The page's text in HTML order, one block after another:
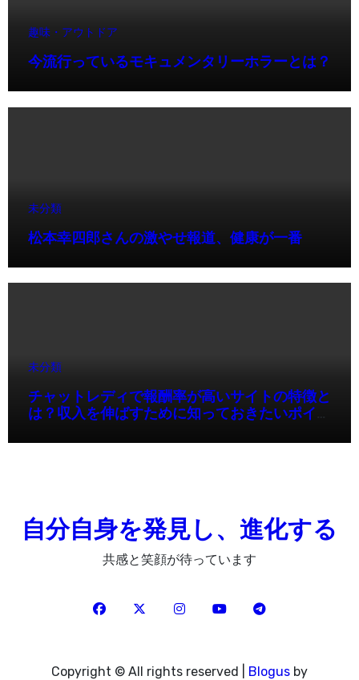
趣味・アウトドア
今流行っているモキュメンタリーホラーとは？
未分類
松本幸四郎さんの激やせ報道、健康が一番
未分類
チャットレディで報酬率が高いサイトの特徴と
は？収入を伸ばすために知っておきたいポイン
自分自身を発見し、進化する
共感と笑顔が待っています
Copyright © All rights reserved Blogus by